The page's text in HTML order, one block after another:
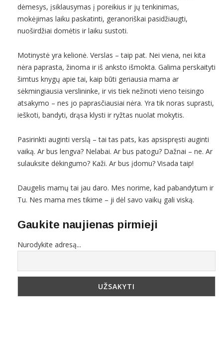
dėmesys, įsiklausymas į poreikius ir jų tenkinimas,
mokėjimas laiku paskatinti, geranoriškai pasidžiaugti,
nuoširdžiai domėtis ir laiku sustoti.
Motinystė yra kelionė. Verslas – taip pat. Nei viena, nei kita
nėra paprasta, žinoma ir iš anksto išmokta. Galima perskaityti
šimtus knygų apie tai, kaip būti geriausia mama ar
sėkmingiausia verslininke, ir vis tiek nežinoti vieno teisingo
atsakymo – nes jo paprasčiausiai nėra. Yra tik noras suprasti,
ieškoti, bandyti, drąsa klysti ir ryžtas nuolat mokytis.
Pasirinkti auginti verslą – tai tas pats, kas apsispręsti auginti
vaiką. Ar bus lengva? Nelabai. Ar bus patogu? Dažnai – ne. Ar
sulauksite dėkingumo? Kaži. Ar bus įdomu? Visada taip!
Daugelis mamų tai jau daro. Mes norime, kad pabandytum ir
Tu. Nes mama mes tikime – ji dėl savo vaikų gali viską.
Gaukite naujienas pirmieji
Nurodykite adresą...